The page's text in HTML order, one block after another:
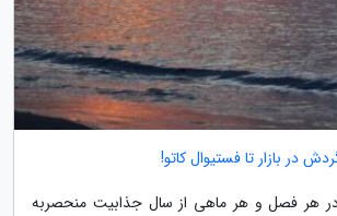
در بازار تا فستیوال کاتو!
هر فصل و هر ماهی از سال جذابیت منحصربه